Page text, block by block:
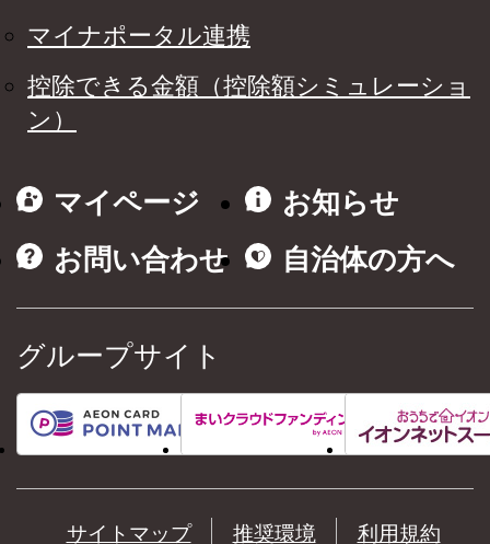
マイナポータル連携
控除できる金額（控除額シミュレーショ
ン）
マイページ
お知らせ
お問い合わせ
自治体の方へ
グループサイト
サイトマップ 推奨環境 利用規約